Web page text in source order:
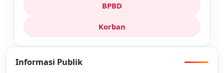
BPBD
Korban
Informasi Publik